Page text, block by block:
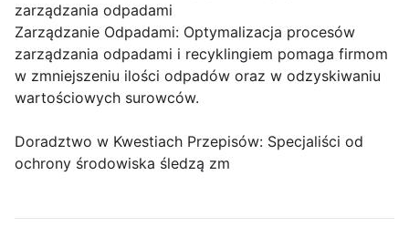
zarządzania odpadami
Zarządzanie Odpadami: Optymalizacja procesów
zarządzania odpadami i recyklingiem pomaga firmom
w zmniejszeniu ilości odpadów oraz w odzyskiwaniu
wartościowych surowców.
Doradztwo w Kwestiach Przepisów: Specjaliści od
ochrony środowiska śledzą zm